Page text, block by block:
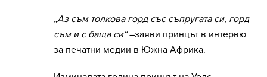
„Аз съм толкова горд със съпругата си, горд
съм и с баща си“–заяви принцът в интервю
за печатни медии в Южна Африка.